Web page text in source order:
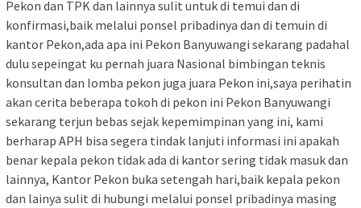
Pekon dan TPK dan lainnya sulit untuk di temui dan di
konfirmasi,baik melalui ponsel pribadinya dan di temuin di
kantor Pekon,ada apa ini Pekon Banyuwangi sekarang padahal
dulu sepeingat ku pernah juara Nasional bimbingan teknis
konsultan dan lomba pekon juga juara Pekon ini,saya perihatin
akan cerita beberapa tokoh di pekon ini Pekon Banyuwangi
sekarang terjun bebas sejak kepemimpinan yang ini, kami
berharap APH bisa segera tindak lanjuti informasi ini apakah
benar kepala pekon tidak ada di kantor sering tidak masuk dan
lainnya, Kantor Pekon buka setengah hari,baik kepala pekon
dan lainya sulit di hubungi melalui ponsel pribadinya masing